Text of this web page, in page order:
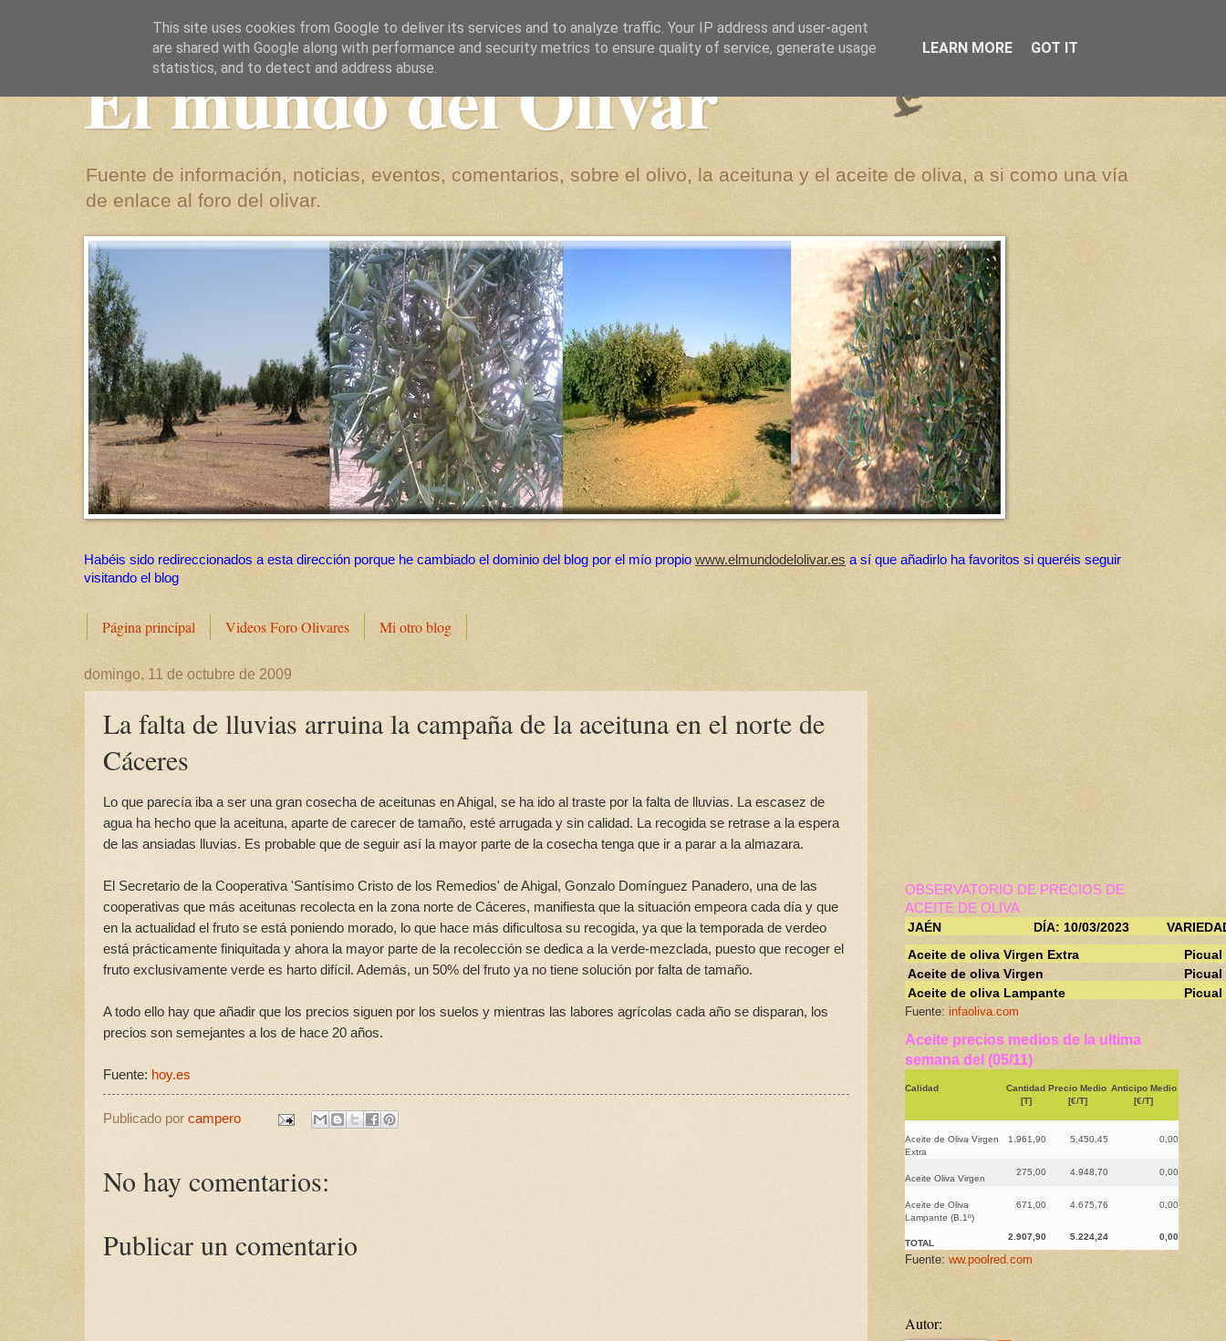
El mundo del Olivar
Fuente de información, noticias, eventos, comentarios, sobre el olivo, la aceituna y el aceite de oliva, a si como una vía
de enlace al foro del olivar.
Habéis sido redireccionados a esta dirección porque he cambiado el dominio del blog por el mío propio www.elmundodelolivar.es a sí que añadirlo ha favoritos si queréis seguir
visitando el blog
Página principal Videos Foro Olivares Mi otro blog
domingo, 11 de octubre de 2009
La falta de lluvias arruina la campaña de la aceituna en el norte de
Cáceres
Lo que parecía iba a ser una gran cosecha de aceitunas en Ahigal, se ha ido al traste por la falta de lluvias. La escasez de
agua ha hecho que la aceituna, aparte de carecer de tamaño, esté arrugada y sin calidad. La recogida se retrase a la espera
de las ansiadas lluvias. Es probable que de seguir así la mayor parte de la cosecha tenga que ir a parar a la almazara.
El Secretario de la Cooperativa 'Santísimo Cristo de los Remedios' de Ahigal, Gonzalo Domínguez Panadero, una de las
cooperativas que más aceitunas recolecta en la zona norte de Cáceres, manifiesta que la situación empeora cada día y que
en la actualidad el fruto se está poniendo morado, lo que hace más dificultosa su recogida, ya que la temporada de verdeo
está prácticamente finiquitada y ahora la mayor parte de la recolección se dedica a la verde-mezclada, puesto que recoger el
fruto exclusivamente verde es harto difícil. Además, un 50% del fruto ya no tiene solución por falta de tamaño.
A todo ello hay que añadir que los precios siguen por los suelos y mientras las labores agrícolas cada año se disparan, los
precios son semejantes a los de hace 20 años.
Fuente: hoy.es
Publicado por campero
No hay comentarios:
Publicar un comentario
OBSERVATORIO DE PRECIOS DE
ACEITE DE OLIVA
JAÉN
DÍA: 10/03/2023
Aceite de oliva Virgen Extra
Picual
Aceite de oliva Virgen
Picual
Aceite de oliva Lampante
Picual
Fuente: infaoliva.com
Aceite precios medios de la ultima
semana del (05/11)
Calidad
Cantidad
[T]
Precio Medio
[€/T]
Anticipo Medio
[€/T]
Aceite de Oliva Virgen
Extra
1.961,90 5.450,45 0,00
Aceite Oliva Virgen
275,00 4.948,70 0,00
Aceite de Oliva
Lampante (B.1º)
671,00 4.675,76 0,00
TOTAL
2.907,90 5.224,24 0,00
Fuente: ww.poolred.com
Autor:
This site uses cookies from Google to deliver its services and to analyze traffic. Your IP address and user-agent
are shared with Google along with performance and security metrics to ensure quality of service, generate usage
statistics, and to detect and address abuse.
LEARN MORE GOT IT